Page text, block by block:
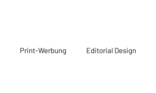
Print-Werbung Editorial Design